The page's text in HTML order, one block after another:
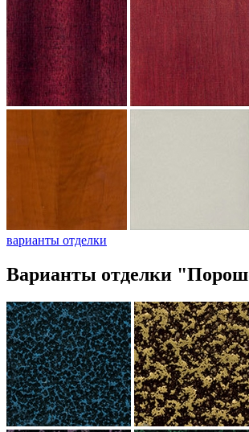
варианты отделки
Варианты отделки